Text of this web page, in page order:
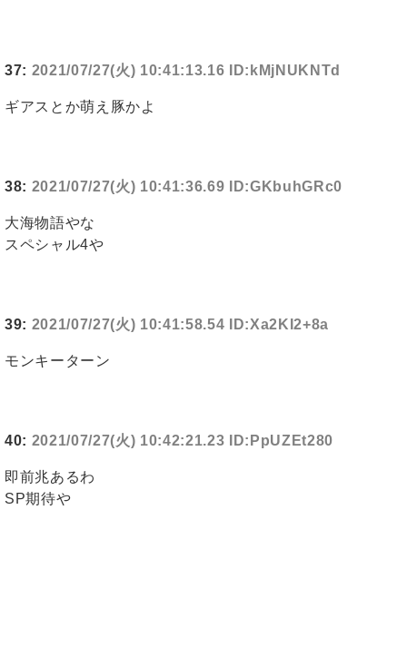
37: 2021/07/27(火) 10:41:13.16 ID:kMjNUKNTd
ギアスとか萌え豚かよ
38: 2021/07/27(火) 10:41:36.69 ID:GKbuhGRc0
大海物語やな
スペシャル4や
39: 2021/07/27(火) 10:41:58.54 ID:Xa2KI2+8a
モンキーターン
40: 2021/07/27(火) 10:42:21.23 ID:PpUZEt280
即前兆あるわ
SP期待や